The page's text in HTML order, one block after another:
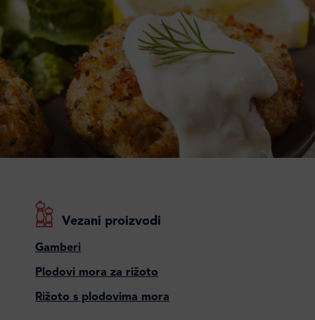
Vezani proizvodi
Gamberi
Plodovi mora za rižoto
Rižoto s plodovima mora